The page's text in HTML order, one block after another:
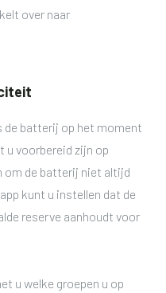
over naar
batterij op het moment
u voorbereid zijn op
om de batterij niet altijd
kunt u instellen dat de
reserve aanhoudt voor
u welke groepen u op